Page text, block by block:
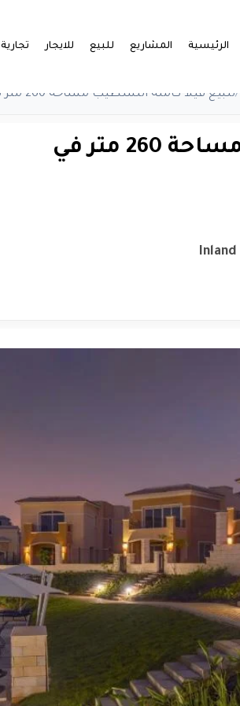
الرئيسية المشاريع للبيع للايجار تجارية
/للبيع فيلا كاملة التشطيب مساحة 260 متر في استون بارك
للبيع فيلا كاملة التشطيب مساحة 260 متر في
Inland